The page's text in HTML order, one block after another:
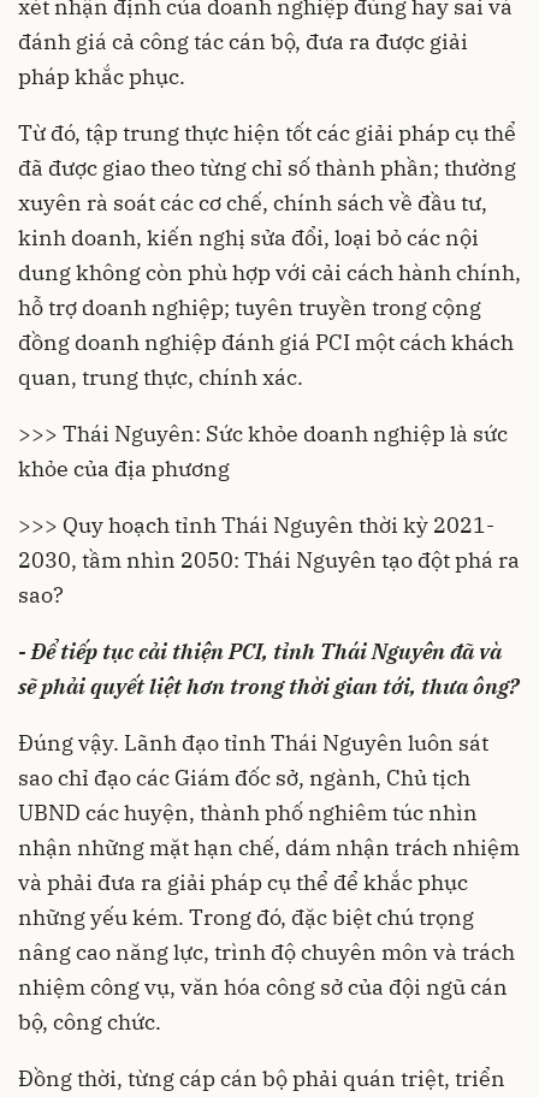
xét nhận định của doanh nghiệp đúng hay sai và
đánh giá cả công tác cán bộ, đưa ra được giải
pháp khắc phục.
Từ đó, tập trung thực hiện tốt các giải pháp cụ thể
đã được giao theo từng chỉ số thành phần; thường
xuyên rà soát các cơ chế, chính sách về đầu tư,
kinh doanh, kiến nghị sửa đổi, loại bỏ các nội
dung không còn phù hợp với cải cách hành chính,
hỗ trợ doanh nghiệp; tuyên truyền trong cộng
đồng doanh nghiệp đánh giá PCI một cách khách
quan, trung thực, chính xác.
>>> Thái Nguyên: Sức khỏe doanh nghiệp là sức
khỏe của địa phương
>>> Quy hoạch tỉnh Thái Nguyên thời kỳ 2021-
2030, tầm nhìn 2050: Thái Nguyên tạo đột phá ra
sao?
- Để tiếp tục cải thiện PCI, tỉnh Thái Nguyên đã và
sẽ phải quyết liệt hơn trong thời gian tới, thưa ông?
Đúng vậy. Lãnh đạo tỉnh Thái Nguyên luôn sát
sao chỉ đạo các Giám đốc sở, ngành, Chủ tịch
UBND các huyện, thành phố nghiêm túc nhìn
nhận những mặt hạn chế, dám nhận trách nhiệm
và phải đưa ra giải pháp cụ thể để khắc phục
những yếu kém. Trong đó, đặc biệt chú trọng
nâng cao năng lực, trình độ chuyên môn và trách
nhiệm công vụ, văn hóa công sở của đội ngũ cán
bộ, công chức.
Đồng thời, từng cáp cán bộ phải quán triệt, triển